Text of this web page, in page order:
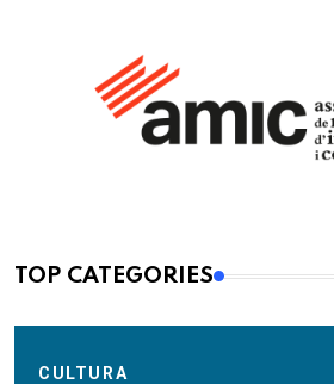
TOP CATEGORIES
CULTURA